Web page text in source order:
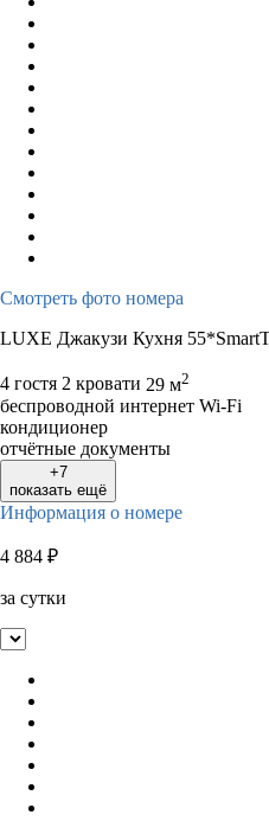
Смотреть фото номера
LUXE Джакузи Кухня
4 гостя 2 кровати 29 м2
беспроводной интернет Wi-Fi
кондиционер
отчётные документы
+7
показать ещё
Информация о номере
4 884 ₽
за сутки